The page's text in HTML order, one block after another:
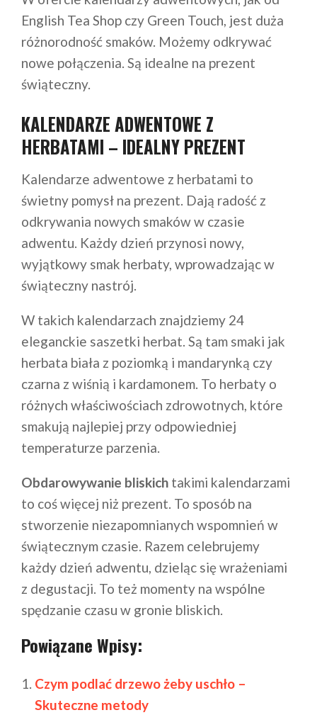
English Tea Shop czy Green Touch, jest duża
różnorodność smaków. Możemy odkrywać
nowe połączenia. Są idealne na prezent
świąteczny.
KALENDARZE ADWENTOWE Z
HERBATAMI – IDEALNY PREZENT
Kalendarze adwentowe z herbatami to
świetny pomysł na prezent. Dają radość z
odkrywania nowych smaków w czasie
adwentu. Każdy dzień przynosi nowy,
wyjątkowy smak herbaty, wprowadzając w
świąteczny nastrój.
W takich kalendarzach znajdziemy 24
eleganckie saszetki herbat. Są tam smaki jak
herbata biała z poziomką i mandarynką czy
czarna z wiśnią i kardamonem. To herbaty o
różnych właściwościach zdrowotnych, które
smakują najlepiej przy odpowiedniej
temperaturze parzenia.
Obdarowywanie bliskich takimi kalendarzami
to coś więcej niż prezent. To sposób na
stworzenie niezapomnianych wspomnień w
świątecznym czasie. Razem celebrujemy
każdy dzień adwentu, dzieląc się wrażeniami
z degustacji. To też momenty na wspólne
spędzanie czasu w gronie bliskich.
Powiązane Wpisy:
Czym podlać drzewo żeby uschło –
Skuteczne metody